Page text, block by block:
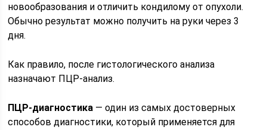
новообразования и отличить кондилому от опухоли.
Обычно результат можно получить на руки через 3
дня.
Как правило, после гистологического анализа
назначают ПЦР-анализ.
ПЦР-диагностика — один из самых достоверных
способов диагностики, который применяется для